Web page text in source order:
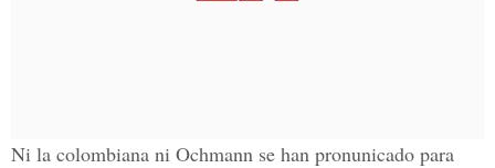
Ni la colombiana ni Ochmann se han pronunicado para